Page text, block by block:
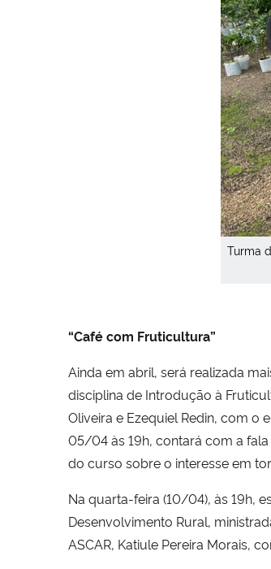
Turma
“Café com Fruticultura”
Ainda em abril, será realizada
disciplina de Introdução à
Oliveira e Ezequiel Redin, com o
05/04 às 19h, contará com a
do curso sobre o interesse em
Na quarta-feira (10/04), às 19h,
Desenvolvimento Rural,
ASCAR, Katiule Pereira Morais,